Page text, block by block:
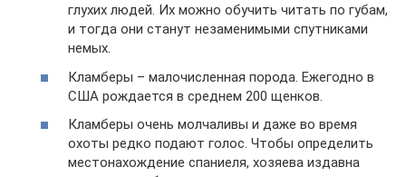
глухих людей. Их можно обучить читать по губам,
и тогда они станут незаменимыми спутниками
немых.
Кламберы – малочисленная порода. Ежегодно в
США рождается в среднем 200 щенков.
Кламберы очень молчаливы и даже во время
охоты редко подают голос. Чтобы определить
местонахождение спаниеля, хозяева издавна